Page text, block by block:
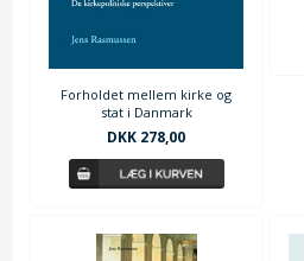
Forholdet mellem kirke og
stat i Danmark
DKK 278,00